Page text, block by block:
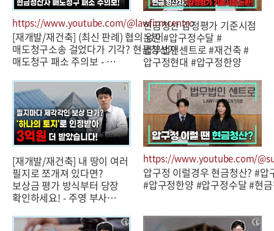
https://www.youtube.com/@lawfirmcentro
[재개발/재건축] (최신 판례) 협의 없이
매도청구소송 걸었다가 기각? 현금청산자
매도청구 패소 주의보 - …
현금청산 감정평가 기준시점
논란 #압구정수달 #
법무법인센트로 #재건축 #
압구정현대 #압구정한양
[재개발/재건축] 내 땅이 여러
필지로 쪼개져 있다면?
보상금 평가 방식부터 당장
확인하세요! - 주영 부사…
https://www.youtube.com/
압구정 이럴경우 현금청산? #압
#압구정한양 #압구정수달 #현